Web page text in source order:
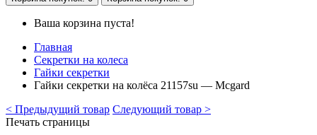
Ваша корзина пуста!
Главная
Секретки на колеса
Гайки секретки
Гайки секретки на колёса 21157su — Mcgard
< Предыдущий товар Следующий товар >
Печать страницы